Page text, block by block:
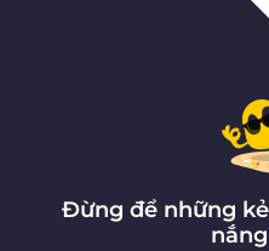
Đừng để những